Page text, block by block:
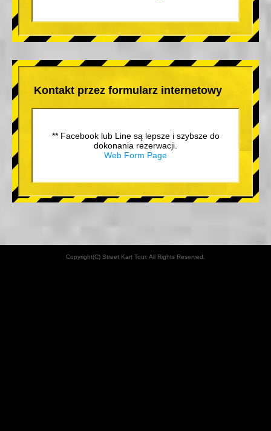
Kontakt przez formularz internetowy
** Facebook lub Line są lepsze i szybsze do
dokonania rezerwacji.
Web Form Page
Copyright(C) Street Kart Tour. All Rights Reserved.